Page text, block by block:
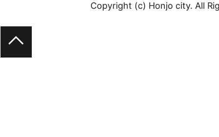
Copyright (c) Honjo city. All